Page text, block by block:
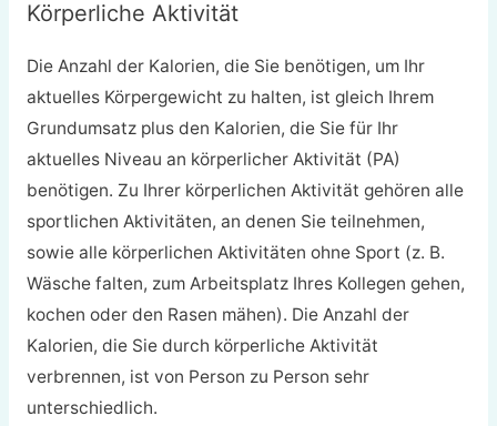
Körperliche Aktivität
Die Anzahl der Kalorien, die Sie benötigen, um Ihr
aktuelles Körpergewicht zu halten, ist gleich Ihrem
Grundumsatz plus den Kalorien, die Sie für Ihr
aktuelles Niveau an körperlicher Aktivität (PA)
benötigen. Zu Ihrer körperlichen Aktivität gehören alle
sportlichen Aktivitäten, an denen Sie teilnehmen,
sowie alle körperlichen Aktivitäten ohne Sport (z. B.
Wäsche falten, zum Arbeitsplatz Ihres Kollegen gehen,
kochen oder den Rasen mähen). Die Anzahl der
Kalorien, die Sie durch körperliche Aktivität
verbrennen, ist von Person zu Person sehr
unterschiedlich.